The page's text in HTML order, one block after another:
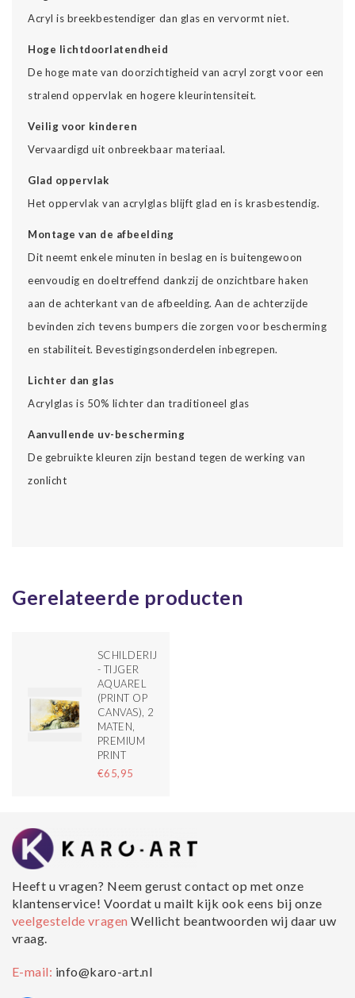
Acryl is breekbestendiger dan glas en vervormt niet.
Hoge lichtdoorlatendheid
De hoge mate van doorzichtigheid van acryl zorgt voor een
stralend oppervlak en hogere kleurintensiteit.
Veilig voor kinderen
Vervaardigd uit onbreekbaar materiaal.
Glad oppervlak
Het oppervlak van acrylglas blijft glad en is krasbestendig.
Montage van de afbeelding
Dit neemt enkele minuten in beslag en is buitengewoon
eenvoudig en doeltreffend dankzij de onzichtbare haken
aan de achterkant van de afbeelding. Aan de achterzijde
bevinden zich tevens bumpers die zorgen voor bescherming
en stabiliteit. Bevestigingsonderdelen inbegrepen.
Lichter dan glas
Acrylglas is 50% lichter dan traditioneel glas
Aanvullende uv-bescherming
De gebruikte kleuren zijn bestand tegen de werking van
zonlicht
Gerelateerde producten
SCHILDERIJ
- TIJGER
AQUAREL
(PRINT OP
CANVAS), 2
MATEN,
PREMIUM
PRINT
€65,95
Heeft u vragen? Neem gerust contact op met onze
klantenservice! Voordat u mailt kijk ook eens bij onze
veelgestelde vragenWellicht beantwoorden wij daar uw
vraag.
E-mail: info@karo-art.nl